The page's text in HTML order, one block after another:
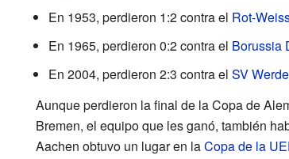
En 1953, perdieron 1:2 contra el Rot-
En 1965, perdieron 0:2 contra el Borussia
En 2004, perdieron 2:3 contra el SV
Aunque perdieron la final de la Copa de
Bremen, el equipo que les ganó, también
Aachen obtuvo un lugar en laCopa de la